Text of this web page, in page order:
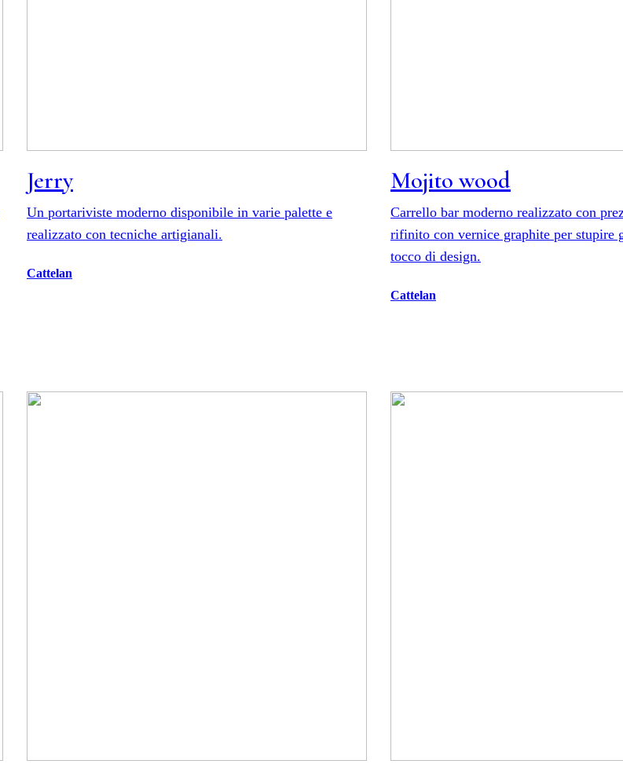
Jerry
Un portariviste moderno disponibile in varie palette e
realizzato con tecniche artigianali.
Cattelan
Mojito wood
Carrello bar moderno realizzato con
rifinito con vernice graphite per stupire
tocco di design.
Cattelan